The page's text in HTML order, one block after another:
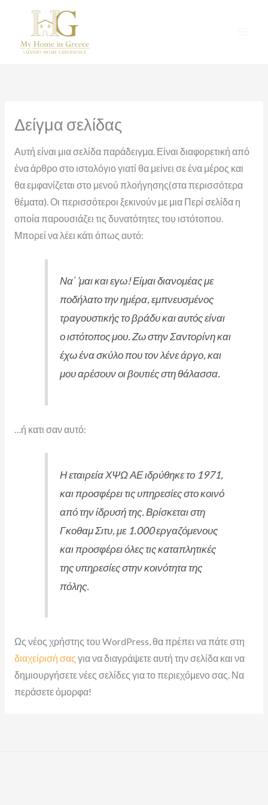
Μετάβαση
περιεχόμενο
Δείγμα σελίδας
Αυτή είναι μια σελίδα παράδειγμα. Είναι διαφορετική από
ένα άρθρο στο ιστολόγιο γιατί θα μείνει σε ένα μέρος και
θα εμφανίζεται στο μενού πλοήγησης(στα περισσότερα
θέματα). Οι περισσότεροι ξεκινούν με μια Περί σελίδα η
οποία παρουσιάζει τις δυνατότητες του ιστότοπου.
Μπορεί να λέει κάτι όπως αυτό:
Να΄’μαι και εγω! Είμαι διανομέας με
ποδήλατο την ημέρα, εμπνευσμένος
τραγουστικής το βράδυ και αυτός είναι
ο ιστότοπος μου. Ζω στην Σαντορίνη και
έχω ένα σκύλο που τον λένε άργο, και
μου αρέσουν οι βουτιές στη θάλασσα.
…ή κατι σαν αυτό:
Η εταιρεία ΧΨΩ ΑΕ ιδρύθηκε το 1971,
και προσφέρει τις υπηρεσίες στο κοινό
από την ίδρυσή της. Βρίσκεται στη
Γκοθαμ Σιτυ, με 1.000 εργαζόμενους
και προσφέρει όλες τις καταπλητικές
της υπηρεσίες στην κοινότητα της
πόλης.
Ως νέος χρήστης του WordPress, θα πρέπει να πάτε στη
διαχείρισή σας για να διαγράψετε αυτή την σελίδα και να
δημιουργήσετε νέες σελίδες για το περιεχόμενο σας. Να
περάσετε όμορφα!